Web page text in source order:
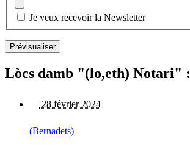
Je veux recevoir la Newsletter
Lòcs damb "(lo,eth) Notari" :
28 février 2024
(Bernadets)